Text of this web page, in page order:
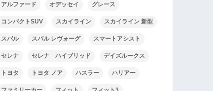
アルファード オデッセイ グレース
コンパクトSUV スカイライン スカイライン 新型
スバル スバル レヴォーグ スマートアシスト
セレナ セレナ ハイブリッド デイズルークス
トヨタ トヨタ ノア ハスラー ハリアー